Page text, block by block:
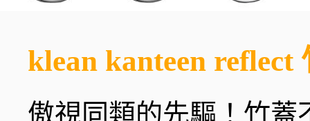
klean kanteen reflect
傲視同類的先驅！竹蓋